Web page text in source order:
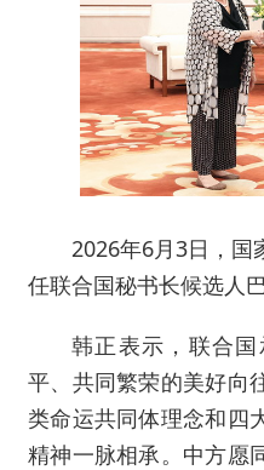
2026年6月3日，国
任联合国秘书长候选人巴
韩正表示，联合
平、共同繁荣的美好向
类命运共同体理念和四
精神一脉相承。中方愿